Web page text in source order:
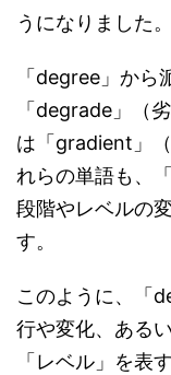
うになりました。
「degree」から
「degrade」（
は「gradient」
れらの単語も、
段階やレベルの
す。
このように、「
行や変化、ある
「レベル」を表